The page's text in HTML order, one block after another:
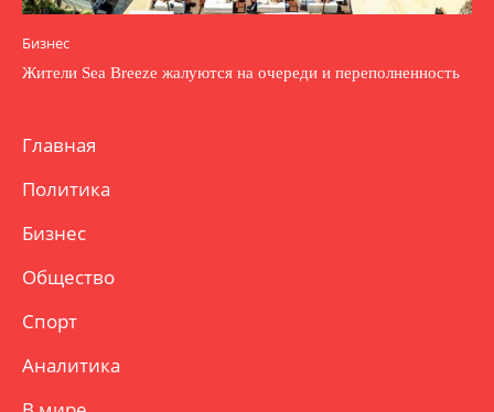
Бизнес
Жители Sea Breeze жалуются на очереди и переполненность
Главная
Политика
Бизнес
Общество
Спорт
Аналитика